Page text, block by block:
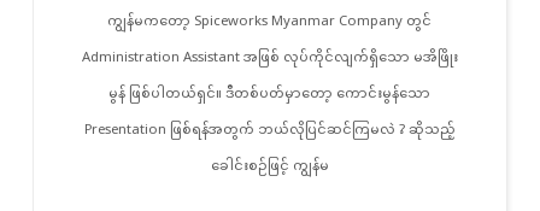
ကျွန်မကတော့ Spiceworks Myanmar Company တွင်
Administration Assistant အဖြစ် လုပ်ကိုင်လျက်ရှိသော မအိဖြိုး
မွန် ဖြစ်ပါတယ်ရှင်။ ဒီတစ်ပတ်မှာတော့ ကောင်းမွန်သော
Presentation ဖြစ်ရန်အတွက် ဘယ်လိုပြင်ဆင်ကြမလဲ ? ဆိုသည့်
ခေါင်းစဉ်ဖြင့် ကျွန်မ